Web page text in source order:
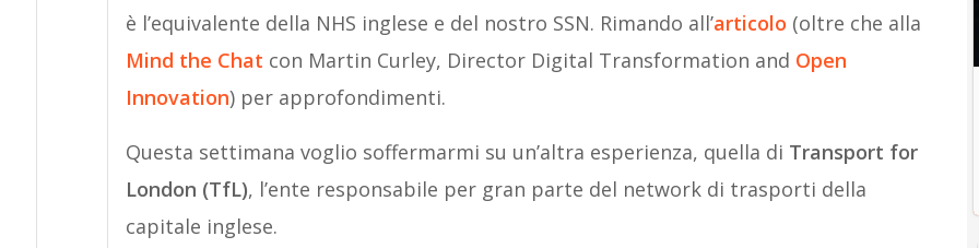
è l’equivalente della NHS inglese e del nostro SSN. Rimando all’articolo (oltre che alla
Mind the Chat con Martin Curley, Director Digital Transformation and Open
Innovation) per approfondimenti.
Questa settimana voglio soffermarmi su un’altra esperienza, quella di Transport for
London (TfL), l’ente responsabile per gran parte del network di trasporti della
capitale inglese.